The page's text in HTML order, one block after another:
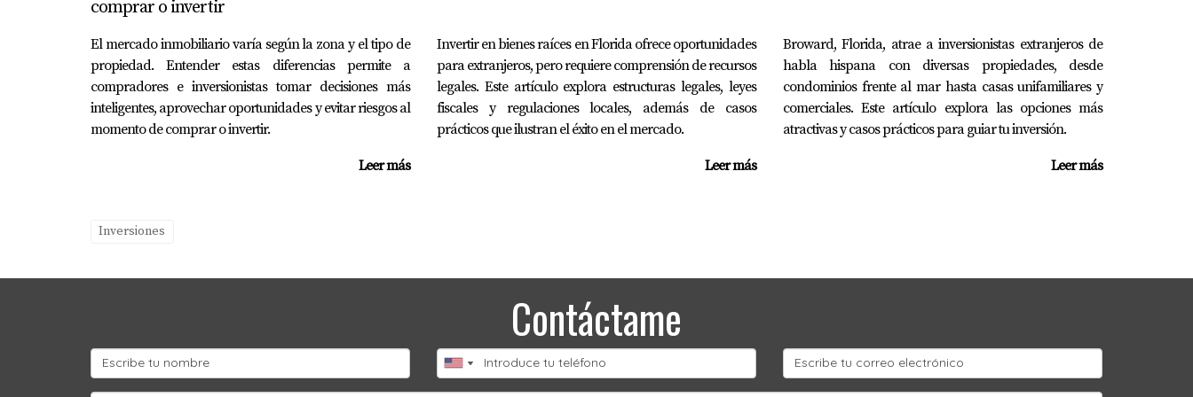
comprar o invertir
El mercado inmobiliario varía según la zona y el tipo de
propiedad. Entender estas diferencias permite a
compradores e inversionistas tomar decisiones más
inteligentes, aprovechar oportunidades y evitar riesgos al
momento de comprar o invertir.
Leer más
Invertir en bienes raíces en Florida ofrece oportunidades
para extranjeros, pero requiere comprensión de recursos
legales. Este artículo explora estructuras legales, leyes
fiscales y regulaciones locales, además de casos
prácticos que ilustran el éxito en el mercado.
Leer más
Broward, Florida, atrae a inversionistas extranjeros de
habla hispana con diversas propiedades, desde
condominios frente al mar hasta casas unifamiliares y
comerciales. Este artículo explora las opciones más
atractivas y casos prácticos para guiar tu inversión.
Leer más
Inversiones
Contáctame